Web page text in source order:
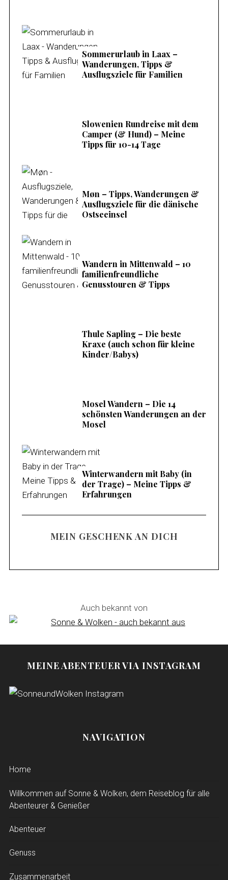
Sommerurlaub in Laax –
Wanderungen, Tipps &
Ausflugsziele für Familien
Slowenien Rundreise mit dem
Camper (& Hund) – Meine
Tipps für 10-14 Tage
Møn – Tipps, Wanderungen &
Ausflugsziele für die dänische
Ostseeinsel
Wandern in Mittenwald – 10
familienfreundliche
Genusstouren & Tipps
Thule Sapling – Die beste
Kraxe (auch schon für kleine
Kinder/Babys)
Mosel Wandern – Die 14
schönsten Wanderungen an der
Mosel
Winterwandern mit Baby (in
der Trage) – Meine Tipps &
Erfahrungen
MEIN GESCHENK AN DICH
Auch bekannt von
MEINE ABENTEUER VIA INSTAGRAM
NAVIGATION
Home
Willkommen auf Sonne & Wolken, dem Reiseblog für alle
Abenteurer & Genießer
Abenteuer
Genuss
Zusammenarbeit